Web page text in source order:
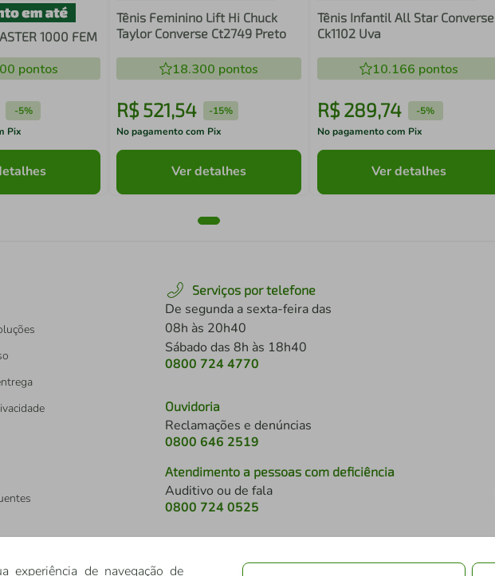
1000 FEM
pontos
-5%
Pix
Tênis Feminino Lift Hi Chuck
Taylor Converse Ct2749 Preto
18.300 pontos
R$521,54 -15%
No pagamento com Pix
Ver detalhes
Tênis Infantil All Star Converse
Ck1102 Uva
10.166 pontos
R$ 289,74 -5%
No pagamento com Pix
Ver detalhes
Serviços por telefone
De segunda a sexta-feira das
08h às 20h40
Sábado das 8h às 18h40
0800 724 4770
Ouvidoria
Reclamações e denúncias
0800 646 2519
Atendimento a pessoas com deficiência
Auditivo ou de fala
0800 724 0525
experiência de navegação de